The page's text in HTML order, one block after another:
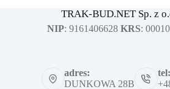
TRAK-BUD.NET Sp. z
NIP: 9161406628 KRS:
adres:
DUNKOWA 28B
tel: